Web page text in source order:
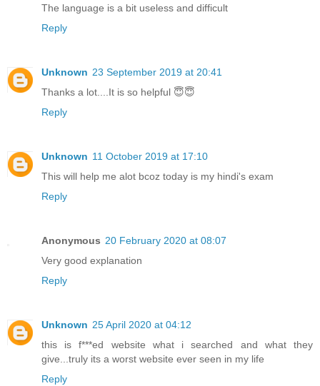
The language is a bit useless and difficult
Reply
Unknown 23 September 2019 at 20:41
Thanks a lot....It is so helpful 😇😇
Reply
Unknown 11 October 2019 at 17:10
This will help me alot bcoz today is my hindi's exam
Reply
Anonymous 20 February 2020 at 08:07
Very good explanation
Reply
Unknown 25 April 2020 at 04:12
this is f***ed website what i searched and what they
give...truly its a worst website ever seen in my life
Reply